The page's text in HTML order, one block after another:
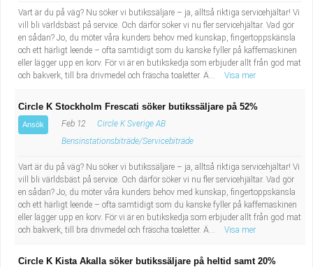
Vart är du på väg? Nu söker vi butikssäljare – ja, alltså riktiga servicehjältar! Vi
vill bli världsbäst på service. Och därför söker vi nu fler servicehjältar. Vad gör
en sådan? Jo, du möter våra kunders behov med kunskap, fingertoppskänsla
och ett härligt leende – ofta samtidigt som du kanske fyller på kaffemaskinen
eller lägger upp en korv. För vi är en butikskedja som erbjuder allt från god mat
och bakverk, till bra drivmedel och fräscha toaletter. Ä...
Visa mer
Circle K Stockholm Frescati söker butikssäljare på 52%
Ansök Feb 12
Circle K Sverige AB
Bensinstationsbiträde/Servicebiträde
Vart är du på väg? Nu söker vi butikssäljare – ja, alltså riktiga servicehjältar! Vi
vill bli världsbäst på service. Och därför söker vi nu fler servicehjältar. Vad gör
en sådan? Jo, du möter våra kunders behov med kunskap, fingertoppskänsla
och ett härligt leende – ofta samtidigt som du kanske fyller på kaffemaskinen
eller lägger upp en korv. För vi är en butikskedja som erbjuder allt från god mat
och bakverk, till bra drivmedel och fräscha toaletter. Ä...
Visa mer
Circle K Kista Akalla söker butikssäljare på heltid samt 20%